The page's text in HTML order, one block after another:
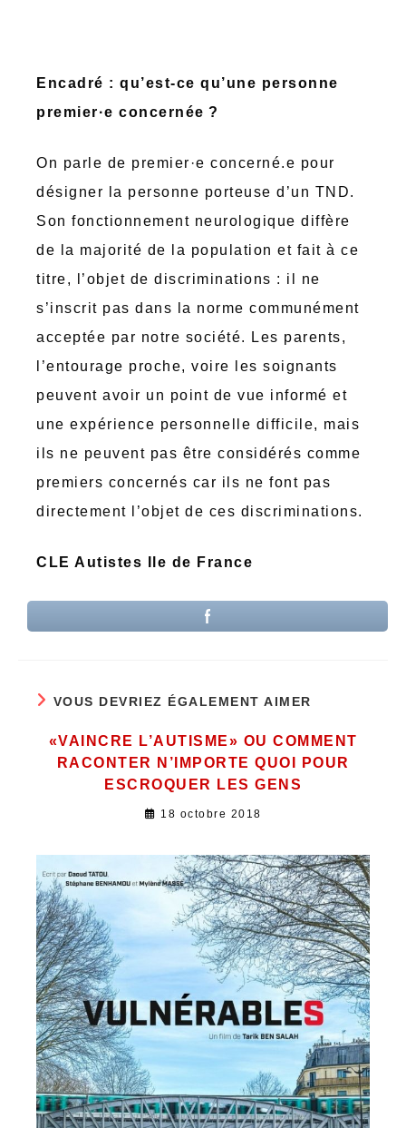
Encadré : qu’est-ce qu’une personne
premier·e concernée ?
On parle de premier·e concerné.e pour
désigner la personne porteuse d’un TND.
Son fonctionnement neurologique diffère
de la majorité de la population et fait à ce
titre, l’objet de discriminations : il ne
s’inscrit pas dans la norme communément
acceptée par notre société. Les parents,
l’entourage proche, voire les soignants
peuvent avoir un point de vue informé et
une expérience personnelle difficile, mais
ils ne peuvent pas être considérés comme
premiers concernés car ils ne font pas
directement l’objet de ces discriminations.
CLE Autistes Ile de France
VOUS DEVRIEZ ÉGALEMENT AIMER
«VAINCRE L’AUTISME» OU COMMENT
RACONTER N’IMPORTE QUOI POUR
ESCROQUER LES GENS
18 octobre 2018